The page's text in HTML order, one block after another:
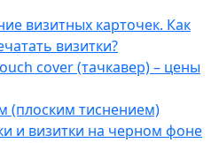
визитных карточек. Как
визитки?
cover (тачкавер) – цены
(плоским тиснением)
и визитки на черном фоне